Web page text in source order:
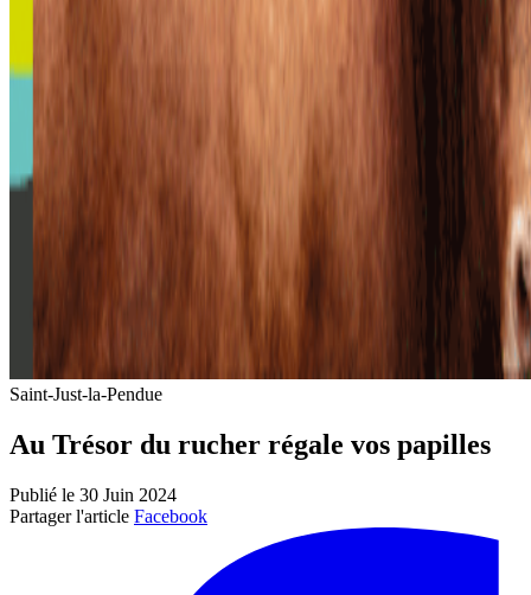
Saint-Just-la-Pendue
Au Trésor du rucher régale vos papilles
Publié le 30 Juin 2024
Partager l'article Facebook